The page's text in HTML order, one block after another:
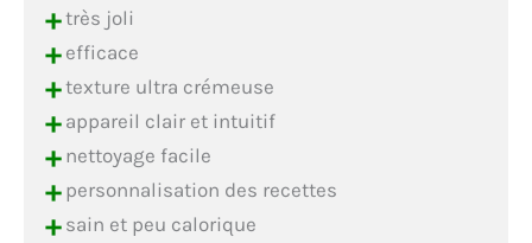
+très joli
+efficace
+texture ultra crémeuse
+appareil clair et intuitif
+nettoyage facile
+personnalisation des recettes
+sain et peu calorique